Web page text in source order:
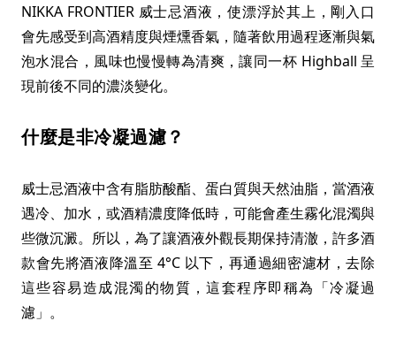
NIKKA FRONTIER 威士忌酒液，使漂浮於其上，剛入口
會先感受到高酒精度與煙燻香氣，隨著飲用過程逐漸與氣
泡水混合，風味也慢慢轉為清爽，讓同一杯 Highball 呈
現前後不同的濃淡變化。
什麼是非冷凝過濾？
威士忌酒液中含有脂肪酸酯、蛋白質與天然油脂，當酒液
遇冷、加水，或酒精濃度降低時，可能會產生霧化混濁與
些微沉澱。所以，為了讓酒液外觀長期保持清澈，許多酒
款會先將酒液降溫至 4°C 以下，再通過細密濾材，去除
這些容易造成混濁的物質，這套程序即稱為「冷凝過
濾」。